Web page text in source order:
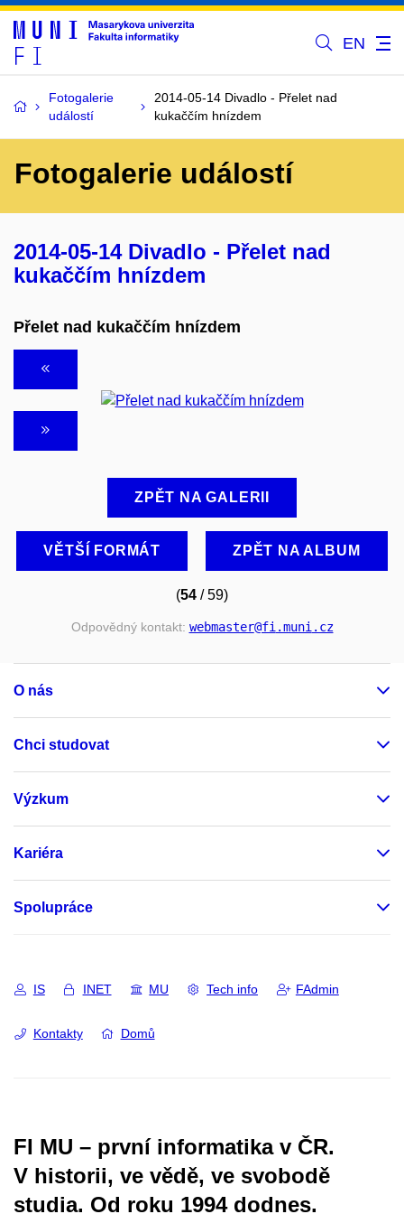
EN
Fotogalerie
událostí
2014-05-14 Divadlo - Přelet nad
kukaččím hnízdem
Fotogalerie událostí
2014-05-14 Divadlo - Přelet nad
kukaččím hnízdem
Přelet nad kukaččím hnízdem
ZPĚT NA GALERII
VĚTŠÍ FORMÁT ZPĚT NA ALBUM
(54 / 59)
Odpovědný kontakt: webmaster@fi.muni.cz
O nás
Chci studovat
Výzkum
Kariéra
Spolupráce
IS INET MU Tech info FAdmin
Kontakty Domů
FI MU – první informatika v ČR.
V historii, ve vědě, ve svobodě
studia. Od roku 1994 dodnes.